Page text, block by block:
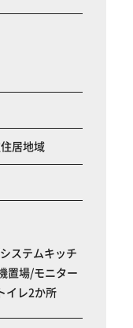
居地域
ステムキッチ
置場/モニター
イレ2か所